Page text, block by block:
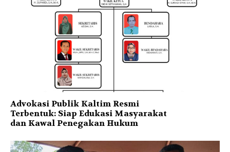
Advokasi Publik Kaltim Resmi
Terbentuk: Siap Edukasi Masyarakat
dan Kawal Penegakan Hukum